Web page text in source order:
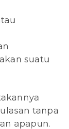
suatu
tanpa
apapun.